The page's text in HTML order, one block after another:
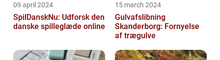
09 april 2024
SpilDanskNu: Udforsk den
danske spilleglæde online
15 march 2024
Gulvafslibning
Skanderborg: Fornyelse
af trægulve